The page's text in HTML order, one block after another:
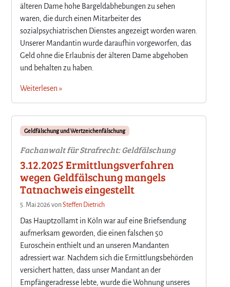
älteren Dame hohe Bargeldabhebungen zu sehen
waren, die durch einen Mitarbeiter des
sozialpsychiatrischen Dienstes angezeigt worden waren.
Unserer Mandantin wurde daraufhin vorgeworfen, das
Geld ohne die Erlaubnis der älteren Dame abgehoben
und behalten zu haben.
Weiterlesen »
Geldfälschung und Wertzeichenfälschung
Fachanwalt für Strafrecht: Geldfälschung
3.12.2025 Ermittlungsverfahren
wegen Geldfälschung mangels
Tatnachweis eingestellt
5. Mai 2026 vonSteffen Dietrich
Das Hauptzollamt in Köln war auf eine Briefsendung
aufmerksam geworden, die einen falschen 50
Euroschein enthielt und an unseren Mandanten
adressiert war. Nachdem sich die Ermittlungsbehörden
versichert hatten, dass unser Mandant an der
Empfängeradresse lebte, wurde die Wohnung unseres